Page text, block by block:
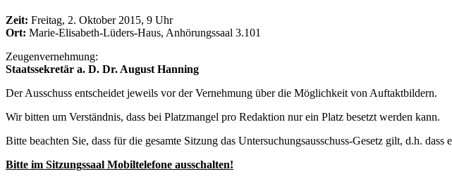
Zeit: Freitag, 2. Oktober 2015, 9 Uhr
Ort: Marie-Elisabeth-Lüders-Haus, Anhörungssaal 3.101
Zeugenvernehmung:
Staatssekretär a. D. Dr. August Hanning
Der Ausschuss entscheidet jeweils vor der Vernehmung über die Möglichkeit von Auftaktbildern.
Wir bitten um Verständnis, dass bei Platzmangel pro Redaktion nur ein Platz besetzt werden kann.
Bitte beachten Sie, dass für die gesamte Sitzung das Untersuchungsausschuss-Gesetz gilt, d.h.
Bitte im Sitzungssaal Mobiltelefone ausschalten!